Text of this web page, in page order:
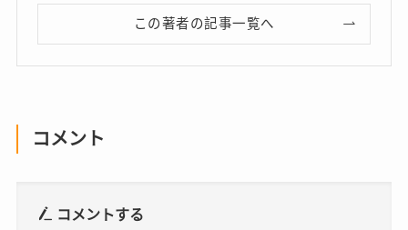
この著者の記事一覧へ
コメント
コメントする